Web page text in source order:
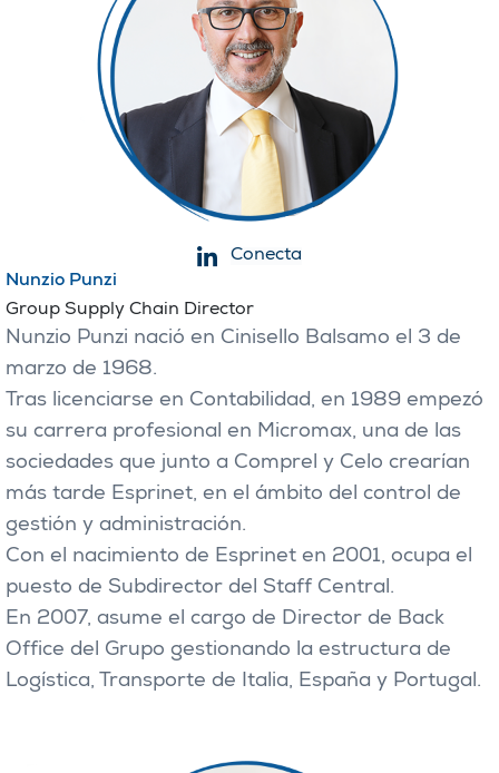
Conecta
Nunzio Punzi
Group Supply Chain Director
Nunzio Punzi nació en Cinisello Balsamo el 3 de
marzo de 1968.
Tras licenciarse en Contabilidad, en 1989 empezó
su carrera profesional en Micromax, una de las
sociedades que junto a Comprel y Celo crearían
más tarde Esprinet, en el ámbito del control de
gestión y administración.
Con el nacimiento de Esprinet en 2001, ocupa el
puesto de Subdirector del Staff Central.
En 2007, asume el cargo de Director de Back
Office del Grupo gestionando la estructura de
Logística, Transporte de Italia, España y Portugal.